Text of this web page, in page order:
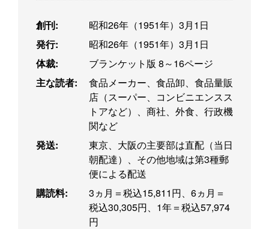
創刊:
昭和26年（1951年）3月1日
発行:
昭和26年（1951年）3月1日
体裁:
ブランケット版 8～16ページ
主な読者:
食品メーカー、食品卸、食品量販
店（スーパー、コンビニエンスス
トアなど）、商社、外食、行政機
関など
発送:
東京、大阪の主要部は直配（当日
朝配達）、その他地域は第3種郵
便による配送
購読料:
3ヵ月＝税込15,811円、6ヵ月＝
税込30,305円、1年＝税込57,974
円